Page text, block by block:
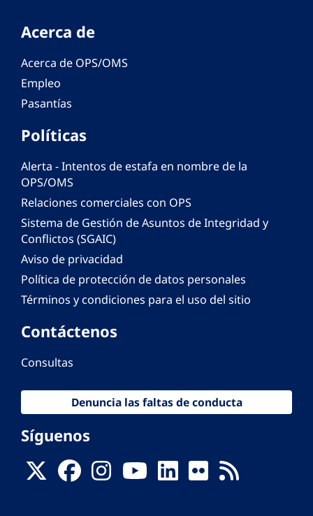
Acerca de
Acerca de OPS/OMS
Empleo
Pasantías
Políticas
Alerta - Intentos de estafa en nombre de la
OPS/OMS
Relaciones comerciales con OPS
Sistema de Gestión de Asuntos de Integridad y
Conflictos (SGAIC)
Aviso de privacidad
Política de protección de datos personales
Términos y condiciones para el uso del sitio
Contáctenos
Consultas
Denuncia las faltas de conducta
Síguenos